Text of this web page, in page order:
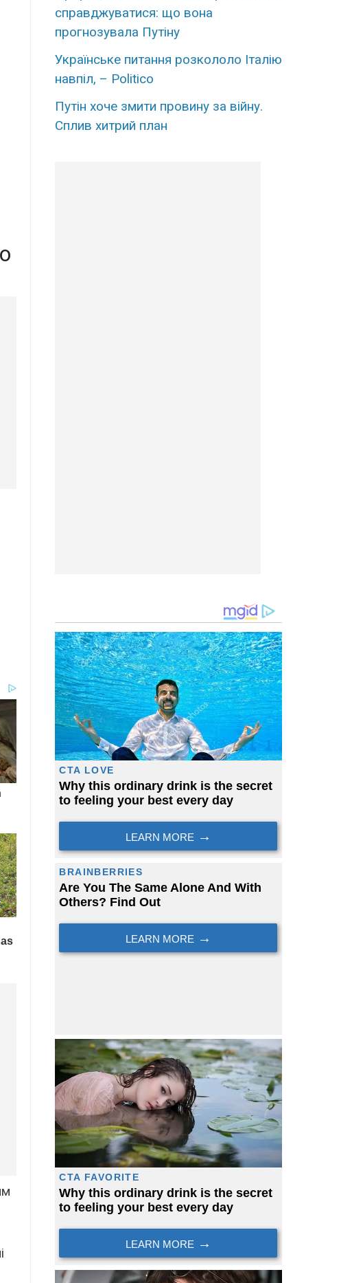
справджуватися: що вона
прогнозувала Путіну
Українське питання розкололо Італію
навпіл, – Politico
Путін хoче змити пpовину за вiйну.
Сплив xитрий план